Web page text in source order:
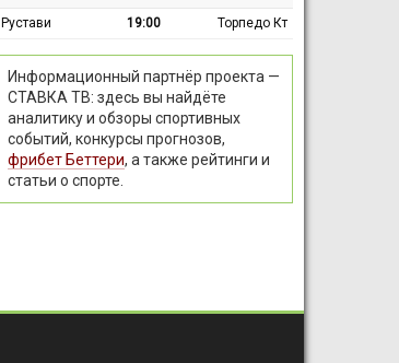
Рустави 19:00 Торпедо Кт
Информационный партнёр проекта —
СТАВКА ТВ: здесь вы найдёте
аналитику и обзоры спортивных
событий, конкурсы прогнозов,
фрибет Беттери, а также рейтинги и
статьи о спорте.